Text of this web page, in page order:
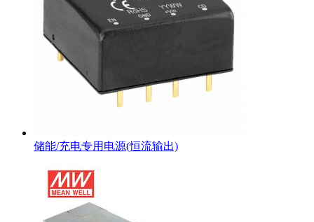
储能/充电专用电源(恒流输出)